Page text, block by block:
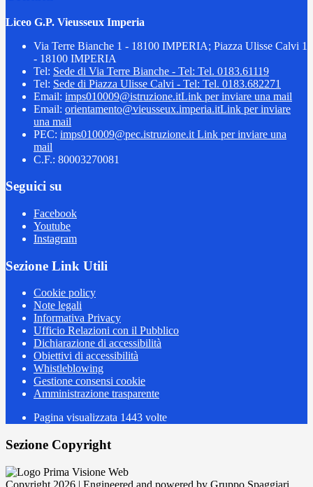
Liceo G.P. Vieusseux Imperia
Via Terre Bianche 1 - 18100 IMPERIA; Piazza Ulisse Calvi 1
- 18100 IMPERIA
Tel: Sede di Via Terre Bianche - Tel: Tel. 0183.61119
Tel: Sede di Piazza Ulisse Calvi - Tel: Tel. 0183.682271
Email: imps010009@istruzione.itLink per inviare una mail
Email: orientamento@vieusseux.imperia.itLink per inviare
una mail
PEC: imps010009@pec.istruzione.it Link per inviare una
mail
C.F.: 80003270081
Seguici su
Facebook
Youtube
Instagram
Sezione Link Utili
Cookie policy
Note legali
Informativa Privacy
Ufficio Relazioni con il Pubblico
Dichiarazione di accessibilità
Obiettivi di accessibilità
Whistleblowing
Gestione consensi cookie
Amministrazione trasparente
Pagina visualizzata 1443 volte
Sezione Copyright
Copyright 2026 | Engineered and powered by Gruppo Spaggiari